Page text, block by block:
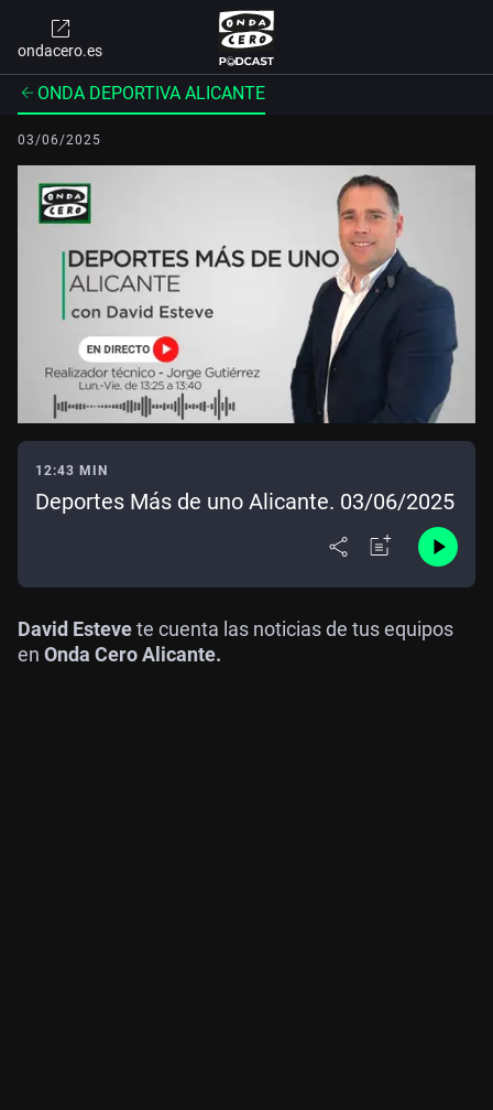
ondacero.es
ONDA DEPORTIVA ALICANTE
03/06/2025
12:43 MIN
Deportes Más de uno Alicante. 03/06/2025
David Estevete cuenta las noticias de tus equipos
en Onda Cero Alicante.